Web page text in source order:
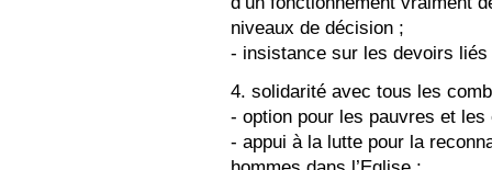
niveaux de décision ;
- insistance sur les devoirs
4. solidarité avec tous les
- option pour les pauvres et
- appui à la lutte pour la